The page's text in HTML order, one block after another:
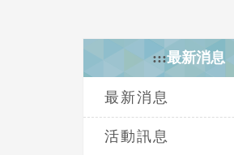
:::最新消息
最新消息
活動訊息